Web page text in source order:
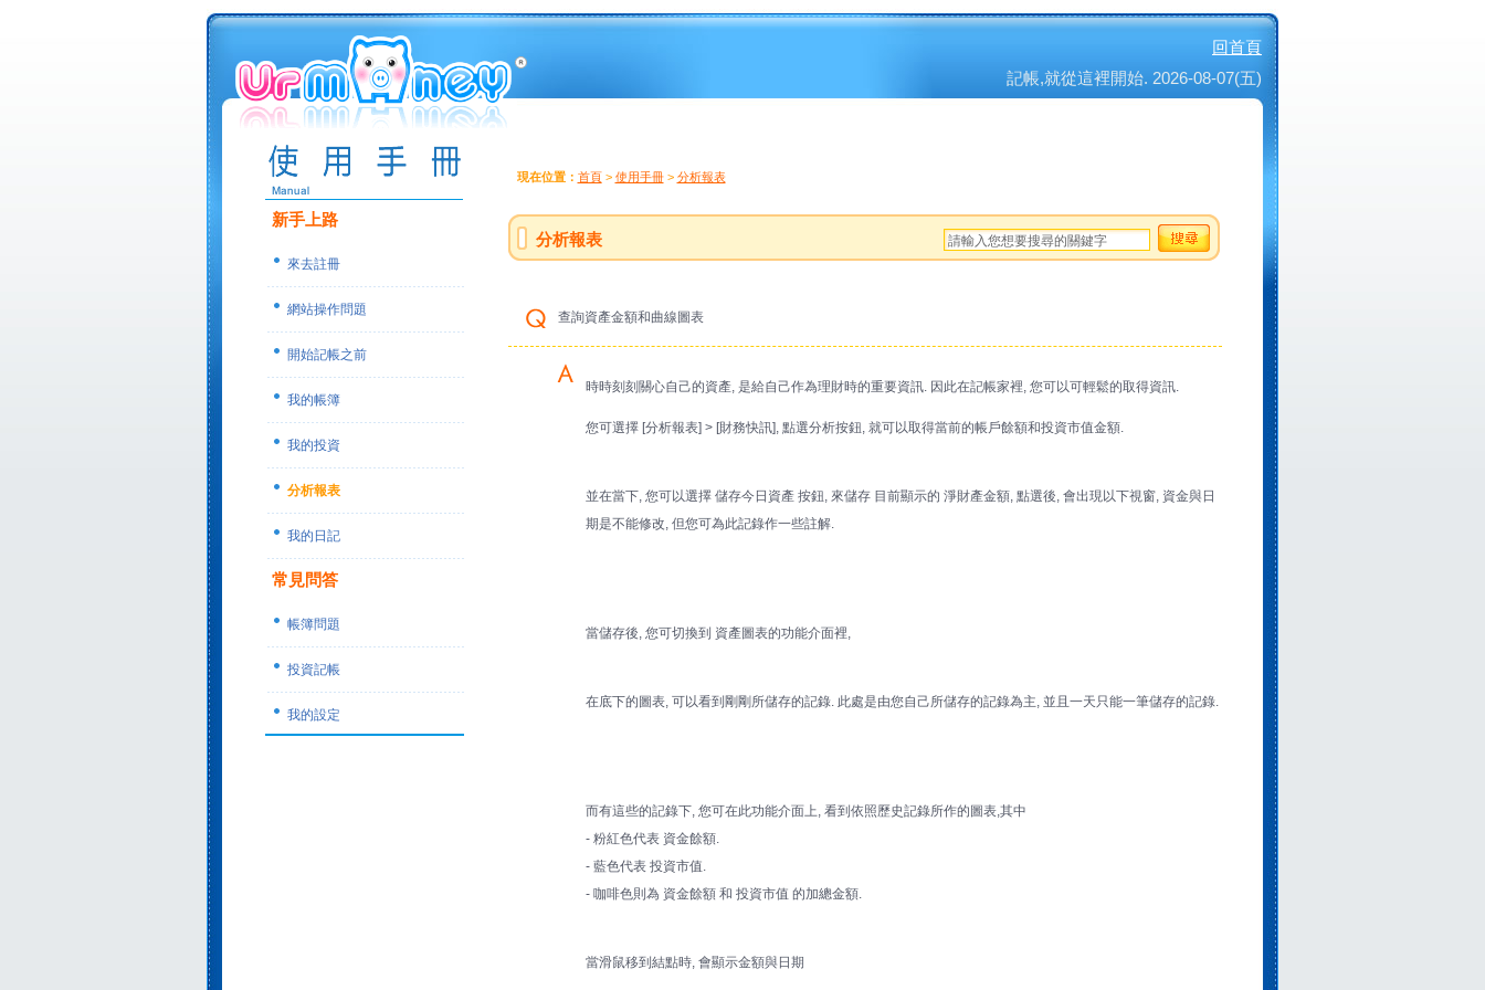
回首頁
記帳,就從這裡開始. 2026-08-07(五)
新手上路
來去註冊
網站操作問題
開始記帳之前
我的帳簿
我的投資
分析報表
我的日記
常見問答
帳簿問題
投資記帳
我的設定
現在位置： 首頁> 使用手冊> 分析報表
分析報表
查詢資產金額和曲線圖表
時時刻刻關心自己的資產, 是給自己作為理財時的重要資訊. 因此在記帳家裡, 您可以可輕鬆的取得資訊.
您可選擇 [分析報表] > [財務快訊], 點選分析按鈕, 就可以取得當前的帳戶餘額和投資市值金額.
並在當下, 您可以選擇 儲存今日資產 按鈕, 來儲存 目前顯示的 淨財產金額, 點選後, 會出現以下視窗, 資金與日
期是不能修改, 但您可為此記錄作一些註解.
當儲存後, 您可切換到 資產圖表的功能介面裡,
在底下的圖表, 可以看到剛剛所儲存的記錄. 此處是由您自己所儲存的記錄為主, 並且一天只能一筆儲存的記錄.
而有這些的記錄下, 您可在此功能介面上, 看到依照歷史記錄所作的圖表,其中
- 粉紅色代表 資金餘額.
- 藍色代表 投資市值.
- 咖啡色則為 資金餘額 和 投資市值 的加總金額.
當滑鼠移到結點時, 會顯示金額與日期